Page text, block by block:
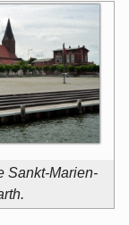
Sankt-Marien-